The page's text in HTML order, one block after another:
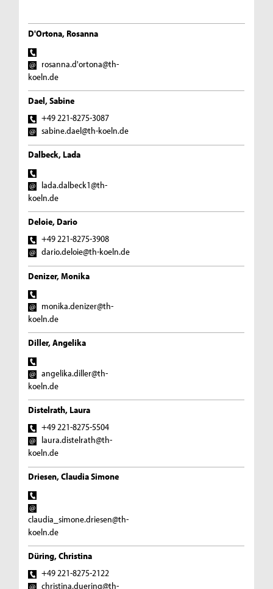
D'Ortona, Rosanna
rosanna.d'ortona@th-
koeln.de
Dael, Sabine
+49 221-8275-3087
sabine.dael@th-koeln.de
Dalbeck, Lada
lada.dalbeck1@th-
koeln.de
Deloie, Dario
+49 221-8275-3908
dario.deloie@th-koeln.de
Denizer, Monika
monika.denizer@th-
koeln.de
Diller, Angelika
angelika.diller@th-
koeln.de
Distelrath, Laura
+49 221-8275-5504
laura.distelrath@th-
koeln.de
Driesen, Claudia Simone
claudia_simone.driesen@th-
koeln.de
Düring, Christina
+49 221-8275-2122
christina.duering@th-